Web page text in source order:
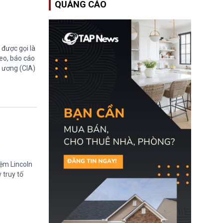
gọi là
báo cáo
(CIA)
Lincoln
truy tố
quy chế cư trú hậu
Brexit “do nhầm lẫn”.
Động thái này làm dấy
lên lo ngại về việc thực
thi Thỏa thuận Rút khỏi
Liên minh châu Âu
(Withdrawal
Agreement).
QUẢNG CÁO